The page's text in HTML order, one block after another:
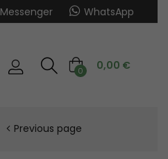
Messenger WhatsApp
0 0,00 €
Previous page